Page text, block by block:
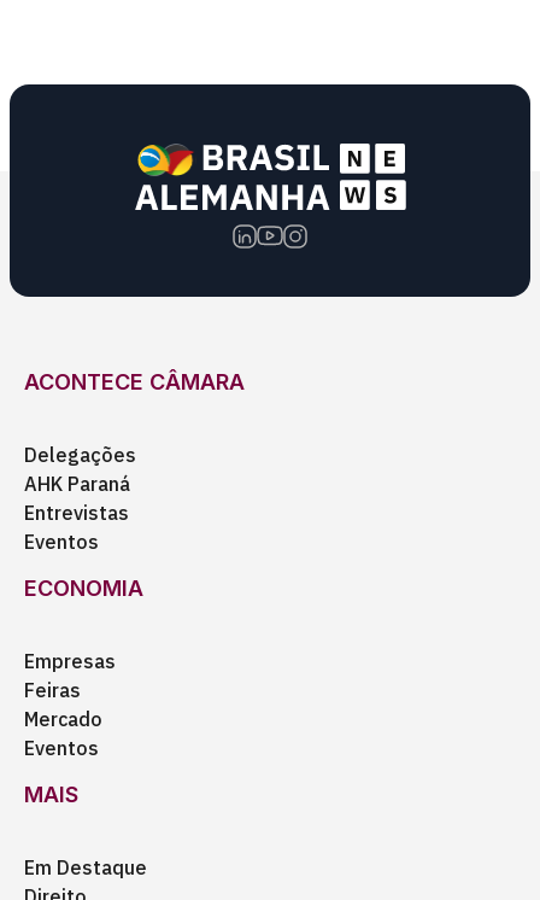
ACONTECE CÂMARA
Delegações
AHK Paraná
Entrevistas
Eventos
ECONOMIA
Empresas
Feiras
Mercado
Eventos
MAIS
Em Destaque